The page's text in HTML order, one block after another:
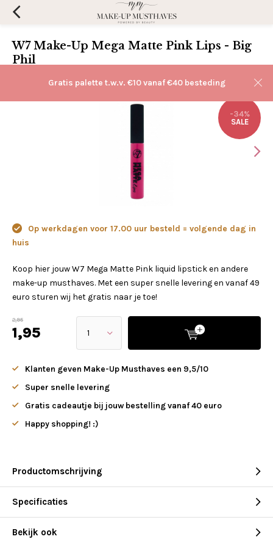
Gratis palette t.w.v. €10 vanaf €40 besteding
W7 Make-Up Mega Matte Pink Lips - Big
Phil
-34%
SALE
Op werkdagen voor 17.00 uur besteld = volgende dag in
huis
Koop hier jouw W7 Mega Matte Pink liquid lipstick en andere
make-up musthaves. Met een super snelle levering en vanaf 49
euro sturen wij het gratis naar je toe!
2,95
1,95
Klanten geven Make-Up Musthaves een 9,5/10
Super snelle levering
Gratis cadeautje bij jouw bestelling vanaf 40 euro
Happy shopping! :)
Productomschrijving
Specificaties
Bekijk ook